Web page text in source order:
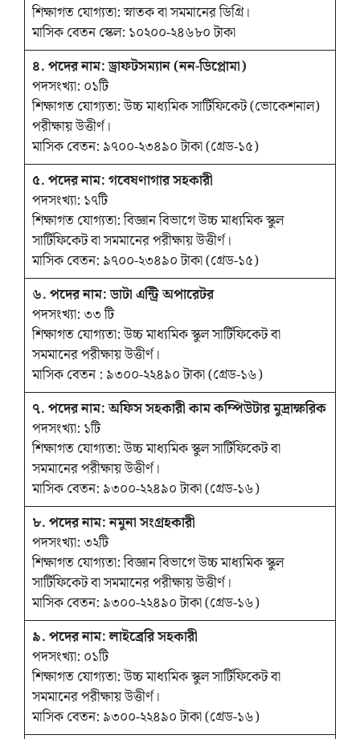
শিক্ষাগত যোগ্যতা: স্নাতক বা সমমানের ডিগ্রি।
মাসিক বেতন স্কেল: ১০২০০-২৪৬৮০ টাকা
৪. পদের নাম: ড্রাফটসম্যান (নন-ডিপ্লোমা)
পদসংখ্যা: ০১টি
শিক্ষাগত যোগ্যতা: উচ্চ মাধ্যমিক সার্টিফিকেট (ভোকেশনাল)
পরীক্ষায় উত্তীর্ণ।
মাসিক বেতন: ৯৭০০-২৩৪৯০ টাকা (গ্রেড-১৫)
৫. পদের নাম: গবেষণাগার সহকারী
পদসংখ্যা: ১৭টি
শিক্ষাগত যোগ্যতা: বিজ্ঞান বিভাগে উচ্চ মাধ্যমিক স্কুল
সার্টিফিকেট বা সমমানের পরীক্ষায় উত্তীর্ণ।
মাসিক বেতন: ৯৭০০-২৩৪৯০ টাকা (গ্রেড-১৫)
৬. পদের নাম: ডাটা এন্ট্রি অপারেটর
পদসংখ্যা: ৩৩ টি
শিক্ষাগত যোগ্যতা: উচ্চ মাধ্যমিক স্কুল সার্টিফিকেট বা
সমমানের পরীক্ষায় উত্তীর্ণ।
মাসিক বেতন : ৯৩০০-২২৪৯০ টাকা (গ্রেড-১৬)
৭. পদের নাম: অফিস সহকারী কাম কম্পিউটার মুদ্রাক্ষরিক
পদসংখ্যা: ১টি
শিক্ষাগত যোগ্যতা: উচ্চ মাধ্যমিক স্কুল সার্টিফিকেট বা
সমমানের পরীক্ষায় উত্তীর্ণ।
মাসিক বেতন: ৯৩০০-২২৪৯০ টাকা (গ্রেড-১৬)
৮. পদের নাম: নমুনা সংগ্রহকারী
পদসংখ্যা: ৩২টি
শিক্ষাগত যোগ্যতা: বিজ্ঞান বিভাগে উচ্চ মাধ্যমিক স্কুল
সার্টিফিকেট বা সমমানের পরীক্ষায় উত্তীর্ণ।
মাসিক বেতন: ৯৩০০-২২৪৯০ টাকা (গ্রেড-১৬)
৯. পদের নাম: লাইব্রেরি সহকারী
পদসংখ্যা: ০১টি
শিক্ষাগত যোগ্যতা: উচ্চ মাধ্যমিক স্কুল সার্টিফিকেট বা
সমমানের পরীক্ষায় উত্তীর্ণ।
মাসিক বেতন: ৯৩০০-২২৪৯০ টাকা (গ্রেড-১৬)